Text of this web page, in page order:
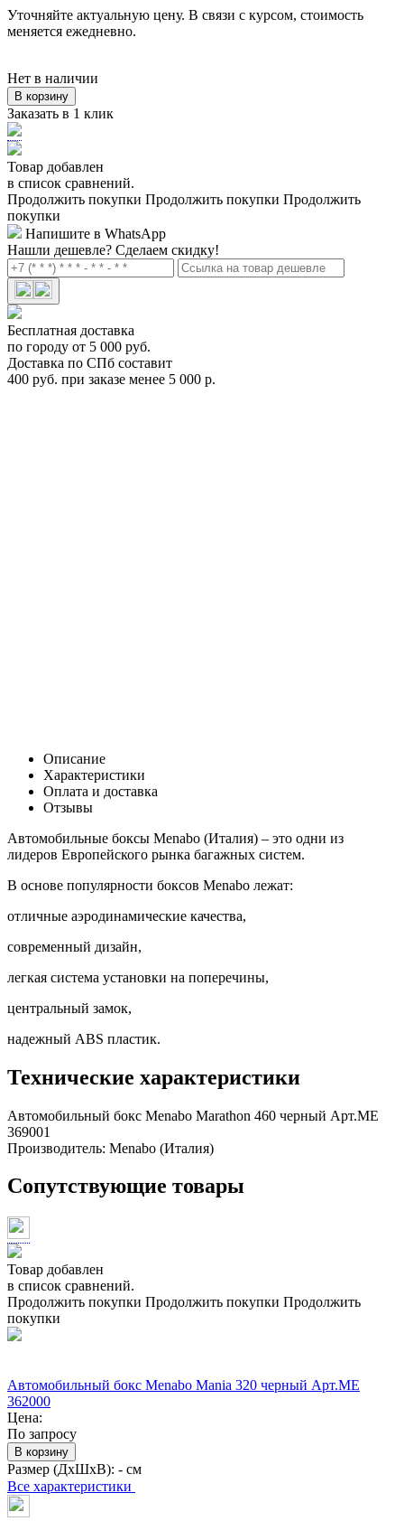
Уточняйте актуальную цену. В связи с курсом, стоимость
меняется ежедневно.
Нет в наличии
В корзину
Заказать в 1 клик
Товар добавлен
в список сравнений.
Продолжить покупки Продолжить покупки Продолжить
покупки
Напишите в WhatsApp
Нашли дешевле? Сделаем скидку!
Бесплатная доставка
по городу от 5 000 руб.
Доставка по СПб составит
400 руб. при заказе менее 5 000 р.
Описание
Характеристики
Оплата и доставка
Отзывы
Автомобильные боксы Menabo (Италия) – это одни из
лидеров Европейского рынка багажных систем.
В основе популярности боксов Menabo лежат:
отличные аэродинамические качества,
современный дизайн,
легкая система установки на поперечины,
центральный замок,
надежный ABS пластик.
Технические характеристики
Автомобильный бокс Menabo Marathon 460 черный Арт.ME
369001
Производитель: Menabo (Италия)
Сопутствующие товары
Товар добавлен
в список сравнений.
Продолжить покупки Продолжить покупки Продолжить
покупки
Автомобильный бокс Menabo Mania 320 черный Арт.ME
362000
Цена:
По запросу
В корзину
Размер (ДхШхВ): - см
Все характеристики